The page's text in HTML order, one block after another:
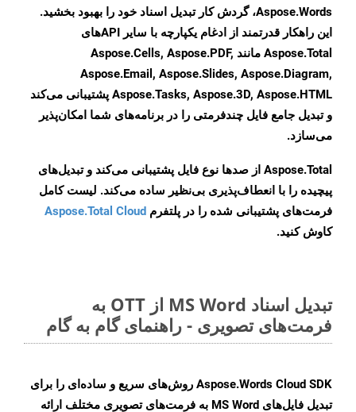
Aspose.Words، گردش کار تبدیل اسناد خود را بهبود بخشید.
این راهکار قدرتمند از ادغام یکپارچه با سایر APIهای
Aspose.Total مانند Aspose.Cells, Aspose.PDF,
Aspose.Email, Aspose.Slides, Aspose.Diagram,
Aspose.Tasks, Aspose.3D, Aspose.HTML پشتیبانی می‌کند
و تبدیل جامع فایل چندفرمتی را در برنامه‌های شما امکان‌پذیر
می‌سازد.
Aspose.Total از صدها نوع فایل پشتیبانی می‌کند و تبدیل‌های
پیچیده را با انعطاف‌پذیری بی‌نظیر ساده می‌کند. لیست کامل
فرمت‌های پشتیبانی شده را در پلتفرم Aspose.Total Cloud
کاوش کنید.
تبدیل اسناد MS Word از OTT به
فرمت‌های تصویری - راهنمای گام به گام
Aspose.Words Cloud SDK روش‌های سریع و ساده‌ای را برای
تبدیل فایل‌های MS Word به فرمت‌های تصویری مختلف ارائه